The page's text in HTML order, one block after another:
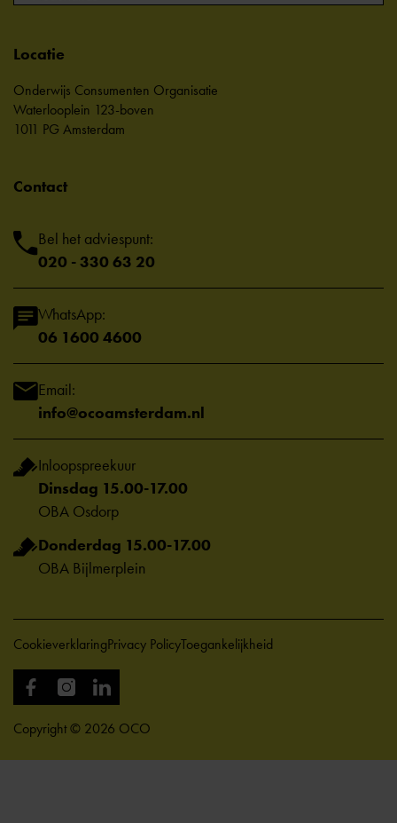
Locatie
Onderwijs Consumenten Organisatie
Waterlooplein 123-boven
1011 PG Amsterdam
Contact
Bel het adviespunt:
020 - 330 63 20
WhatsApp:
06 1600 4600
Email:
info@ocoamsterdam.nl
Inloopspreekuur
Dinsdag 15.00-17.00
OBA Osdorp
Donderdag 15.00-17.00
OBA Bijlmerplein
Copyright © 2026 OCO
CookieverklaringPrivacy PolicyToegankelijkheid